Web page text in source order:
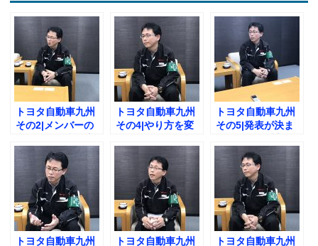
トヨタ自動車九州
その2|メンバーの
法とは？
トヨタ自動車九州
その4|やり方を変
は？
トヨタ自動車九州
その5|発表が決ま
は？
トヨタ自動車九州
トヨタ自動車九州
トヨタ自動車九州